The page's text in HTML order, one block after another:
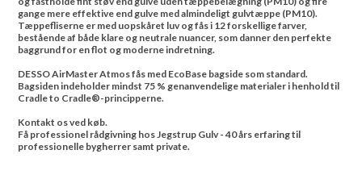
gange mere effektive end gulve med almindeligt gulvtæppe (PM10).
Tæppefliserne er med uopskåret luv og fås i 12 forskellige farver,
bestående af både klare og neutrale nuancer, som danner den perfekte
baggrund for en flot og moderne indretning.
DESSO AirMaster Atmos fås med EcoBase bagside som standard.
Bagsiden indeholder mindst 75 % genanvendelige materialer i henhold til
Cradle to Cradle®-principperne.
Kontakt os ved køb.
Få professionel rådgivning hos Jegstrup Gulv - 40 års erfaring til
professionelle bygherrer samt private.